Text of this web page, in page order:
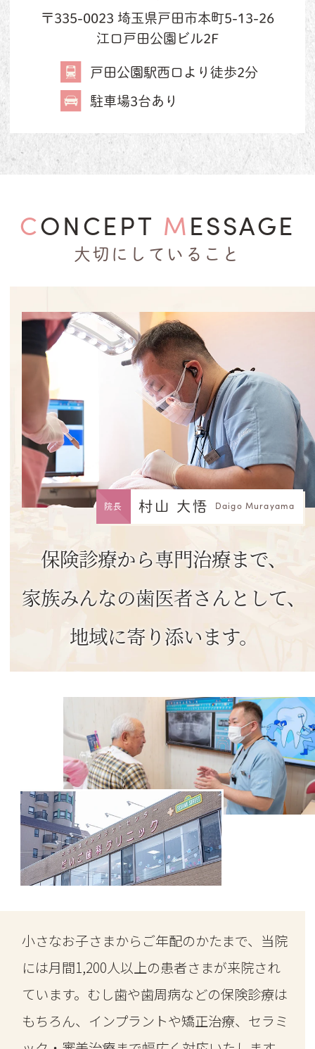
〒335-0023 埼玉県戸田市本町5-13-26
江口戸田公園ビル2F
戸田公園駅西口より徒歩2分
駐車場3台あり
CONCEPT MESSAGE
大切にしていること
院長 村山 大悟 Daigo Murayama
保険診療から専門治療まで、
家族みんなの歯医者さんとして、
地域に寄り添います。
小さなお子さまからご年配のかたまで、当院
には月間1,200人以上の患者さまが来院され
ています。むし歯や歯周病などの保険診療は
もちろん、インプラントや矯正治療、セラミ